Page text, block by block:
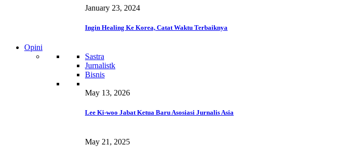
January 23, 2024
Ingin Healing Ke Korea, Catat Waktu Terbaiknya
Opini
Sastra
Jurnalistk
Bisnis
May 13, 2026
Lee Ki-woo Jabat Ketua Baru Asosiasi Jurnalis Asia
May 21, 2025